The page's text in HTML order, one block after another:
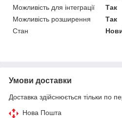
Можливість для інтеграції
Так
Можливість розширення
Так
Стан
Умови доставки
Доставка здійснюється тільки по
Нова Пошта